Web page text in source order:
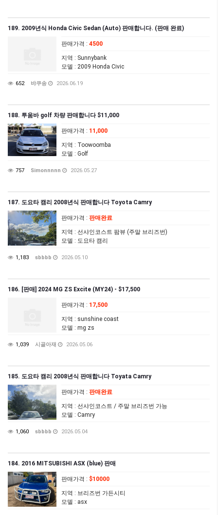
189. 2009년식 Honda Civic Sedan (Auto) 판매합니다. (판매 완료)
판매가격 : 4500
지역 : Sunnybank
모델 : 2009 Honda Civic
652 뱌쿠송 2026.06.19
188. 투움바 golf 차량 판매합니다 $11,000
판매가격 : 11,000
지역 : Toowoomba
모델 : Golf
757 Simonnnnn 2026.05.27
187. 도요타 캠리 2008년식 판매합니다 Toyota Camry
판매가격 : 판매완료
지역 : 선샤인코스트 팜뷰 (주말 브리즈번)
모델 : 도요타 캠리
1,183 sbbbb 2026.05.10
186. [판매] 2024 MG ZS Excite (MY24) - $17,500
판매가격 : 17,500
지역 : sunshine coast
모델 : mg zs
1,039 시골아재 2026.05.06
185. 도요타 캠리 2008년식 판매합니다 Toyata Camry
판매가격 : 판매완료
지역 : 선샤인코스트 / 주말 브리즈번 가능
모델 : Camry
1,060 sbbbb 2026.05.04
184. 2016 MITSUBISHI ASX (blue) 판매
판매가격 : $10000
지역 : 브리즈번 가든시티
모델 : asx